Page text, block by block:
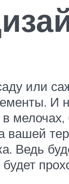
или
вашей
Ведь